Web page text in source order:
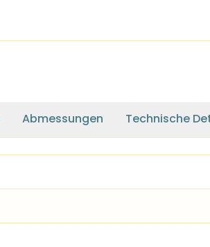
Abmessungen Technische